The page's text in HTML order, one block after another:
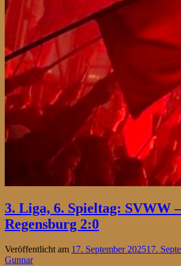
3. Liga, 6. Spieltag: SVWW
Regensburg 2:0
Veröffentlicht am 17. September 202517.
Gunnar